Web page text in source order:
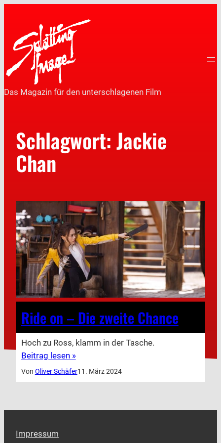
Das Magazin für den unterschlagenen Film
Schlagwort:Jackie
Chan
Ride on – Die zweite Chance
Hoch zu Ross, klamm in der Tasche.
Beitrag lesen »
Von Oliver Schäfer11. März 2024
Impressum